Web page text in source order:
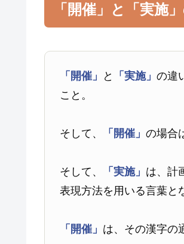
「開催」と「実施
「開催」 と 「実施」の違
こと。
そして、 「開催」の場合
そして、 「実施」 は、計
表現方法を用いる言葉と
「開催」 は、その漢字の